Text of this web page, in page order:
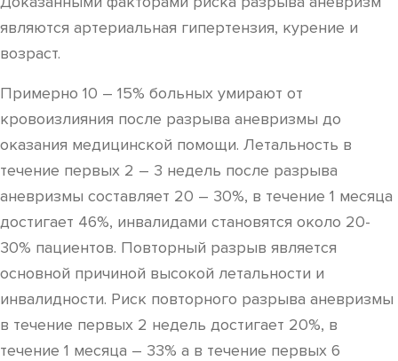
являются артериальная гипертензия, курение и
возраст.
Примерно 10 – 15% больных умирают от
кровоизлияния после разрыва аневризмы до
оказания медицинской помощи. Летальность в
течение первых 2 – 3 недель после разрыва
аневризмы составляет 20 – 30%, в течение 1 месяца
достигает 46%, инвалидами становятся около 20-
30% пациентов. Повторный разрыв является
основной причиной высокой летальности и
инвалидности. Риск повторного разрыва аневризмы
в течение первых 2 недель достигает 20%, в
течение 1 месяца – 33% а в течение первых 6